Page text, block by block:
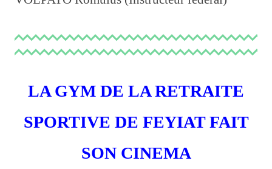
LA GYM DE LA RETRAITE
SPORTIVE DE FEYIAT FAIT
SON CINEMA